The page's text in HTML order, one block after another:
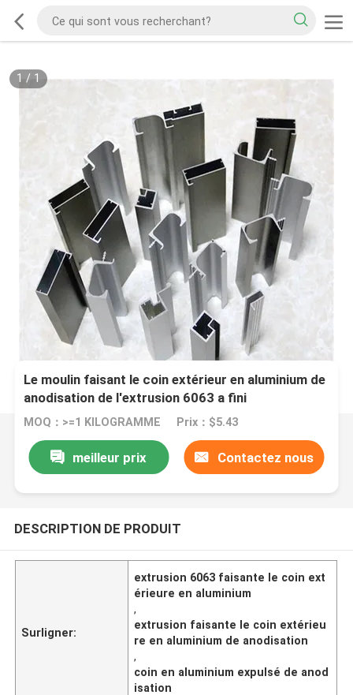
1 / 1
Le moulin faisant le coin extérieur en aluminium de
anodisation de l'extrusion 6063 a fini
MOQ：>=1 KILOGRAMME Prix：$5.43
meilleur prix Contactez nous
DESCRIPTION DE PRODUIT
Surligner:
extrusion 6063 faisante le coin ext
érieure en aluminium
,
extrusion faisante le coin extérieu
re en aluminium de anodisation
,
coin en aluminium expulsé de anod
isation